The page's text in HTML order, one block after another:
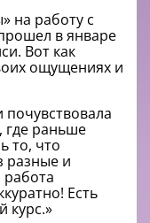
на работу с
в январе
Вот как
ощущениях и
почувствовала
где раньше
то, что
разные и
Есть
курс.»